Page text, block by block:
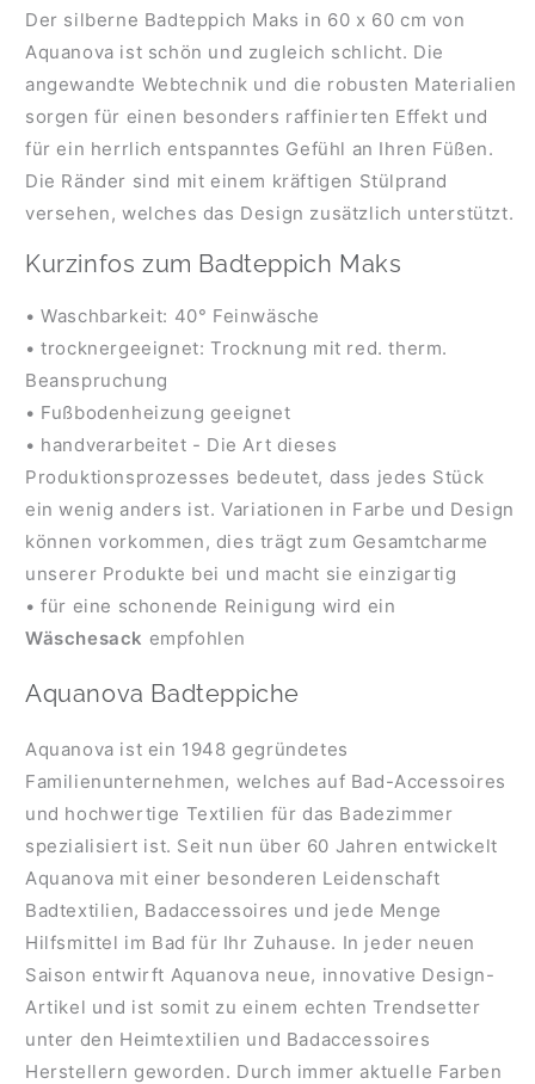
silber
silber
Der silberne Badteppich Maks in 60 x 60 cm von
Aquanova ist schön und zugleich schlicht. Die
angewandte Webtechnik und die robusten Materialien
sorgen für einen besonders raffinierten Effekt und
für ein herrlich entspanntes Gefühl an Ihren Füßen.
Die Ränder sind mit einem kräftigen Stülprand
versehen, welches das Design zusätzlich unterstützt.
Kurzinfos zum Badteppich Maks
• Waschbarkeit: 40° Feinwäsche
• trocknergeeignet: Trocknung mit red. therm.
Beanspruchung
• Fußbodenheizung geeignet
• handverarbeitet - Die Art dieses
Produktionsprozesses bedeutet, dass jedes Stück
ein wenig anders ist. Variationen in Farbe und Design
können vorkommen, dies trägt zum Gesamtcharme
unserer Produkte bei und macht sie einzigartig
• für eine schonende Reinigung wird ein
Wäschesack empfohlen
Aquanova Badteppiche
Aquanova ist ein 1948 gegründetes
Familienunternehmen, welches auf Bad-Accessoires
und hochwertige Textilien für das Badezimmer
spezialisiert ist. Seit nun über 60 Jahren entwickelt
Aquanova mit einer besonderen Leidenschaft
Badtextilien, Badaccessoires und jede Menge
Hilfsmittel im Bad für Ihr Zuhause. In jeder neuen
Saison entwirft Aquanova neue, innovative Design-
Artikel und ist somit zu einem echten Trendsetter
unter den Heimtextilien und Badaccessoires
Herstellern geworden. Durch immer aktuelle Farben